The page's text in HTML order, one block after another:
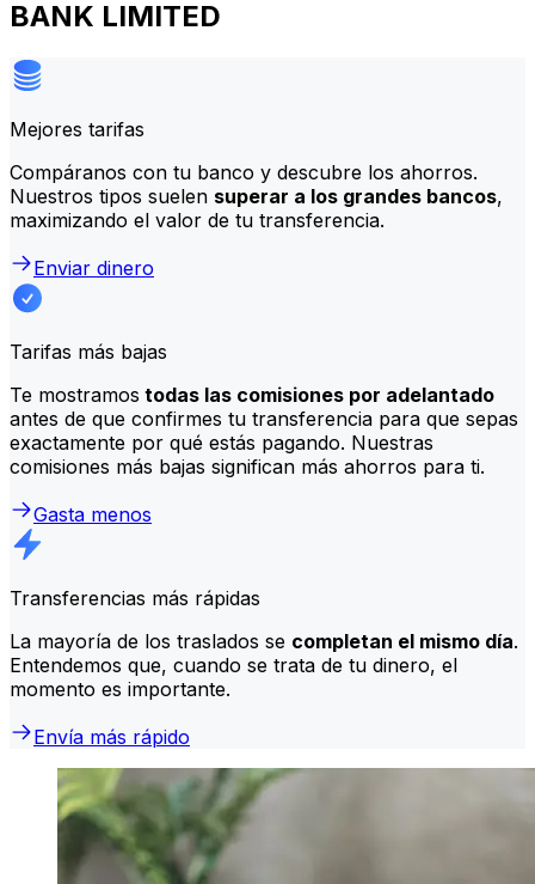
BANK LIMITED
Mejores tarifas
Compáranos con tu banco y descubre los ahorros.
Nuestros tipos suelen superar a los grandes bancos,
maximizando el valor de tu transferencia.
Enviar dinero
Tarifas más bajas
Te mostramos todas las comisiones por adelantado
antes de que confirmes tu transferencia para que sepas
exactamente por qué estás pagando. Nuestras
comisiones más bajas significan más ahorros para ti.
Gasta menos
Transferencias más rápidas
La mayoría de los traslados se completan el mismo día.
Entendemos que, cuando se trata de tu dinero, el
momento es importante.
Envía más rápido